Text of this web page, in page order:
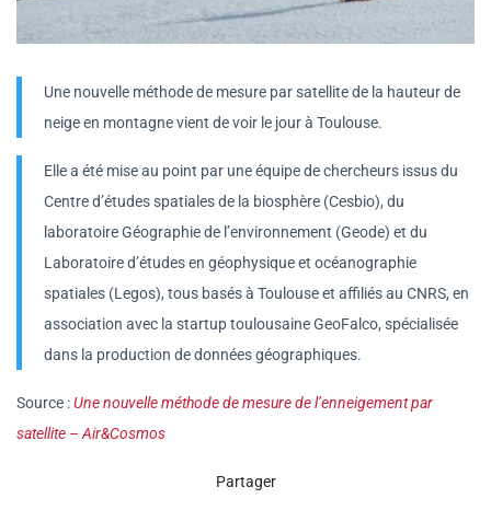
Une nouvelle méthode de mesure par satellite de la hauteur de
neige en montagne vient de voir le jour à Toulouse.
Elle a été mise au point par une équipe de chercheurs issus du
Centre d’études spatiales de la biosphère (Cesbio), du
laboratoire Géographie de l’environnement (Geode) et du
Laboratoire d’études en géophysique et océanographie
spatiales (Legos), tous basés à Toulouse et affiliés au CNRS, en
association avec la startup toulousaine GeoFalco, spécialisée
dans la production de données géographiques.
Source :Une nouvelle méthode de mesure de l’enneigement par
satellite – Air&Cosmos
Partager